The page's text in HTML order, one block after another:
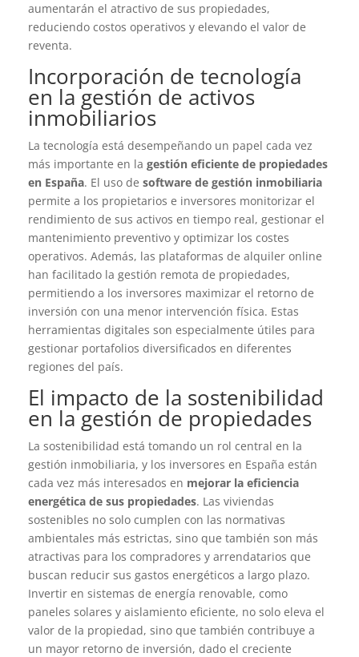
aumentarán el atractivo de sus propiedades,
reduciendo costos operativos y elevando el valor de
reventa.
Incorporación de tecnología
en la gestión de activos
inmobiliarios
La tecnología está desempeñando un papel cada vez
más importante en la gestión eficiente de propiedades
en España. El uso de software de gestión inmobiliaria
permite a los propietarios e inversores monitorizar el
rendimiento de sus activos en tiempo real, gestionar el
mantenimiento preventivo y optimizar los costes
operativos. Además, las plataformas de alquiler online
han facilitado la gestión remota de propiedades,
permitiendo a los inversores maximizar el retorno de
inversión con una menor intervención física. Estas
herramientas digitales son especialmente útiles para
gestionar portafolios diversificados en diferentes
regiones del país.
El impacto de la sostenibilidad
en la gestión de propiedades
La sostenibilidad está tomando un rol central en la
gestión inmobiliaria, y los inversores en España están
cada vez más interesados en mejorar la eficiencia
energética de sus propiedades. Las viviendas
sostenibles no solo cumplen con las normativas
ambientales más estrictas, sino que también son más
atractivas para los compradores y arrendatarios que
buscan reducir sus gastos energéticos a largo plazo.
Invertir en sistemas de energía renovable, como
paneles solares y aislamiento eficiente, no solo eleva el
valor de la propiedad, sino que también contribuye a
un mayor retorno de inversión, dado el creciente